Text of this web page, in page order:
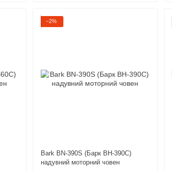
−2%
Bark BN-390S (Барк ВН-390С)
надувний моторний човен